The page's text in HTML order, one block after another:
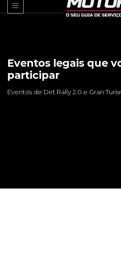
Eventos legais que
participar
Eventos de Dirt Rally 2.0 e Gran